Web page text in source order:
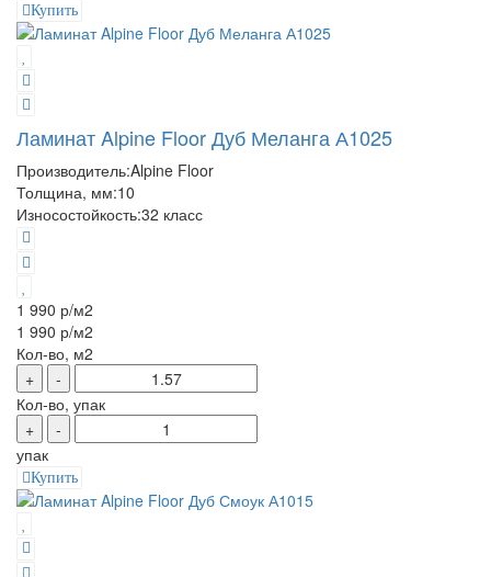
Купить
Ламинат Alpine Floor Дуб Меланга А1025
Производитель:Alpine Floor
Толщина, мм:10
Износостойкость:32 класс
1 990 р/м2
1 990 р/м2
Кол-во, м2
+
-
Кол-во, упак
+
-
упак
Купить